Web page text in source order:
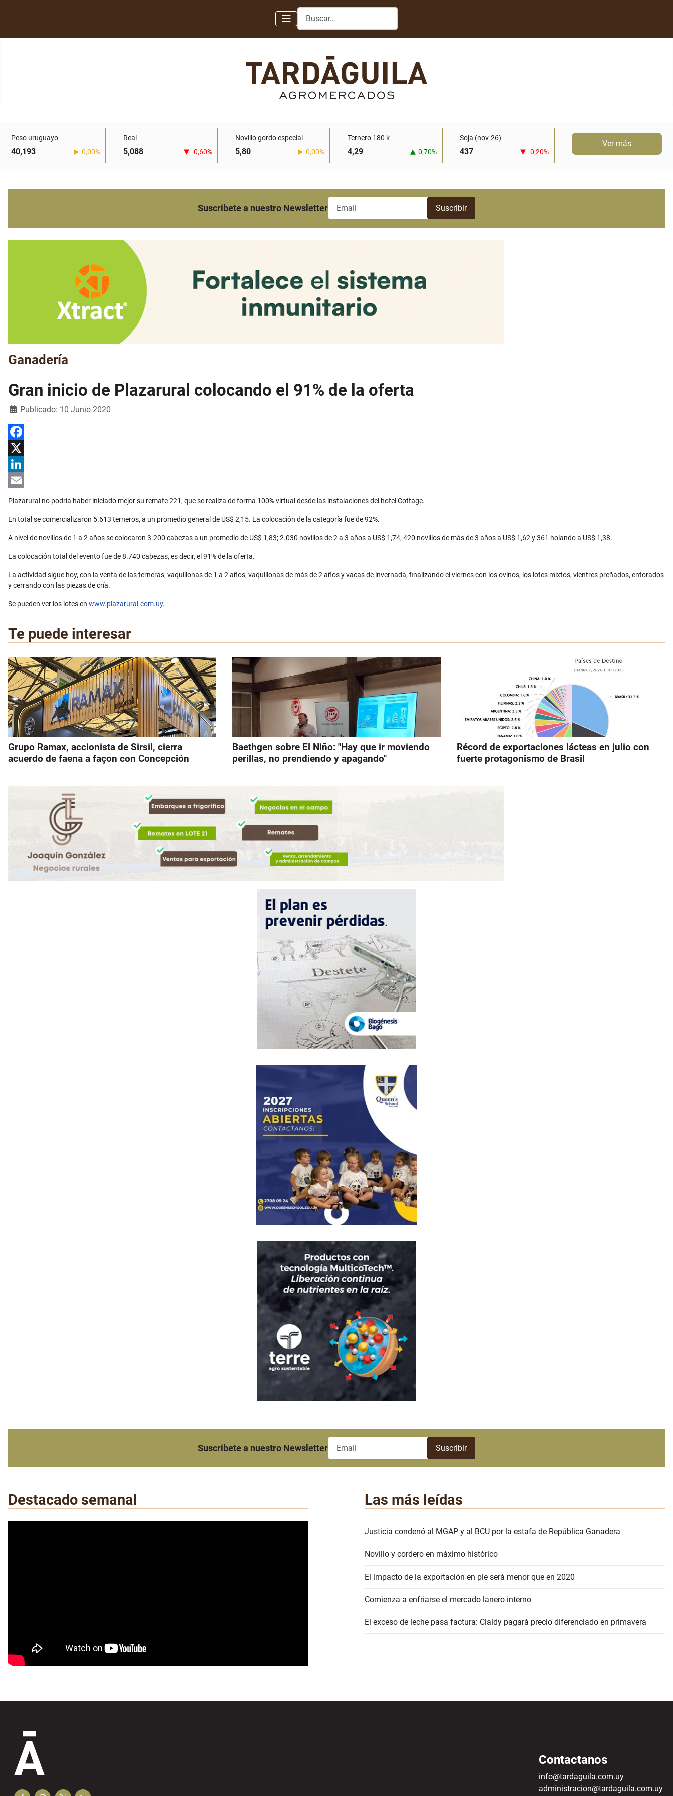
Buscar
Peso uruguayo
40,193 0,00%
Real
5,088 -0,60%
Novillo gordo especial
5,80 0,00%
Ternero 180 k
4,29 0,70%
Soja (nov-26)
437 -0,20%
Ver más
Suscribete a nuestro Newsletter
Ganadería
Gran inicio de Plazarural colocando el 91% de la oferta
Detalles
Publicado: 10 Junio 2020
Facebook
X
LinkedIn
Email
Plazarural no podría haber iniciado mejor su remate 221, que se realiza de forma 100% virtual desde las instalaciones del hotel Cottage.
En total se comercializaron 5.613 terneros, a un promedio general de US$ 2,15. La colocación de la categoría fue de 92%.
A nivel de novillos de 1 a 2 años se colocaron 3.200 cabezas a un promedio de US$ 1,83; 2.030 novillos de 2 a 3 años a US$ 1,74, 420 novillos de más de 3 años a US$ 1,62 y 361 holando a US$ 1,38.
La colocación total del evento fue de 8.740 cabezas, es decir, el 91% de la oferta.
La actividad sigue hoy, con la venta de las terneras, vaquillonas de 1 a 2 años, vaquillonas de más de 2 años y vacas de invernada, finalizando el viernes con los ovinos, los lotes mixtos, vientres preñados, entorados
y cerrando con las piezas de cría.
Se pueden ver los lotes en www.plazarural.com.uy.
Te puede interesar
Grupo Ramax, accionista de Sirsil, cierra
acuerdo de faena a façon con Concepción
Baethgen sobre El Niño: "Hay que ir moviendo
perillas, no prendiendo y apagando"
Récord de exportaciones lácteas en julio con
fuerte protagonismo de Brasil
Suscribete a nuestro Newsletter
Destacado semanal Las más leídas
Justicia condenó al MGAP y al BCU por la estafa de República Ganadera
Novillo y cordero en máximo histórico
El impacto de la exportación en pie será menor que en 2020
Comienza a enfriarse el mercado lanero interno
El exceso de leche pasa factura: Claldy pagará precio diferenciado en primavera
Contactanos
info@tardaguila.com.uy
administracion@tardaguila.com.uy